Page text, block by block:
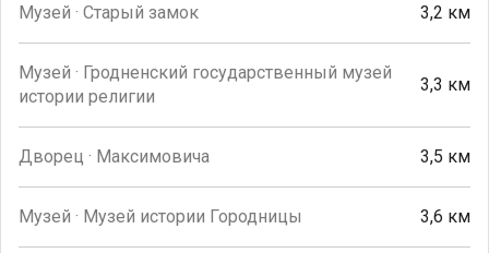
Музей · Старый замок 3,2 км
Музей · Гродненский государственный музей
истории религии
3,3 км
Дворец · Максимовича 3,5 км
Музей · Музей истории Городницы 3,6 км